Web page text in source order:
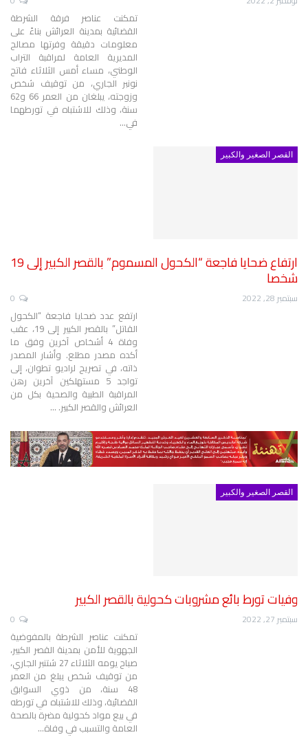
تمكنت عناصر فرقة الشرطة
القضائية بمدينة العرائش بناءً على
معلومات دقيقة وفرتها مصالح
المديرية العامة لمراقبة التراب
الوطني، مساء أمس الثلاثاء فاتح
نونبر الجاري، من توقيف شخص
وزوجته، يبلغان من العمر 66 و62
سنة، وذلك للاشتباه في تورطهما
في…
القصر الصغير والكبير
ارتفاع ضحايا فاجعة “الكحول المسموم” بالقصر الكبير إلى 19
شخصا
سبتمبر 28, 2022
ارتفع عدد ضحايا فاجعة “الكحول
القاتل” بالقصر الكبير إلى 19، عقب
وفاة 4 أشخاص آخرين وفق ما
أكده مصدر مطلع. وأشار المصدر
ذاته، في تصريح لراديو تطوان، إلى
تواجد 5 مستهلكين آخرين رهن
المراقبة الطبية والصحية بكل من
العرائش والقصر الكبير. …
القصر الصغير والكبير
وفيات تورط بائع مشروبات كحولية بالقصر الكبير
سبتمبر 27, 2022
تمكنت عناصر الشرطة بالمفوضية
الجهوية للأمن بمدينة القصر الكبير،
صباح يومه الثلاثاء 27 شتنبر الجاري،
من توقيف شخص يبلغ من العمر
48 سنة، من ذوي السوابق
القضائية، وذلك للاشتباه في تورطه
في بيع مواد كحولية مضرة بالصحة
العامة والتسبب في وفاة…